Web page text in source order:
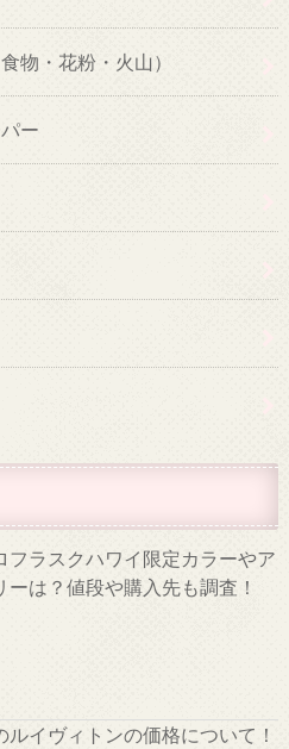
物・花粉・火山）
ー
フラスクハワイ限定カラーやア
ーは？値段や購入先も調査！
ルイヴィトンの価格について！